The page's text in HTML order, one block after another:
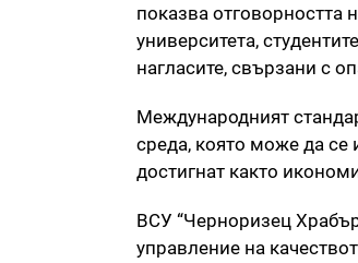
показва отговорността
университета,
нагласите, свързани с
Международният
среда, която може да се
достигнат както
ВСУ “Черноризец
управление на